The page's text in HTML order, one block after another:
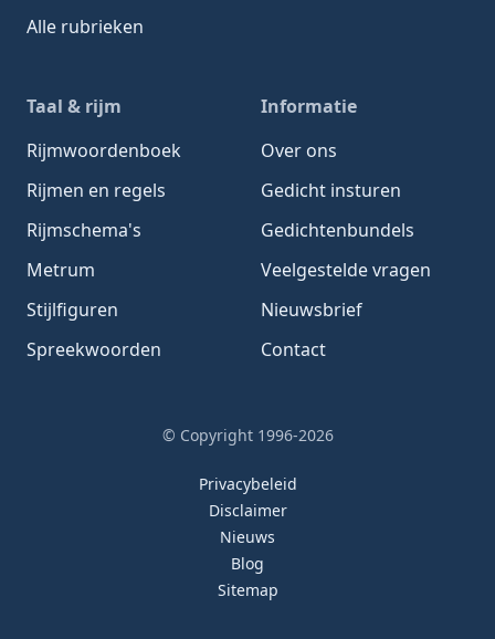
Alle rubrieken
Taal & rijm
Rijmwoordenboek
Rijmen en regels
Rijmschema's
Metrum
Stijlfiguren
Spreekwoorden
Informatie
Over ons
Gedicht insturen
Gedichtenbundels
Veelgestelde vragen
Nieuwsbrief
Contact
© Copyright 1996-2026
Privacybeleid
Disclaimer
Nieuws
Blog
Sitemap